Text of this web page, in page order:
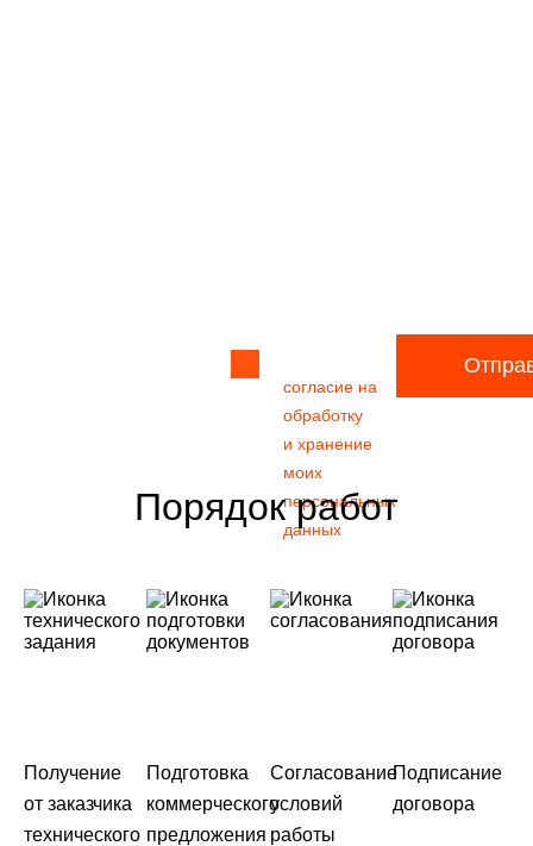
согласие на
обработку
и хранение
моих
персональных
данных
Порядок работ
Получение
от заказчика
технического
Подготовка
коммерческого
предложения
Согласование
условий
работы
Подписание
договора